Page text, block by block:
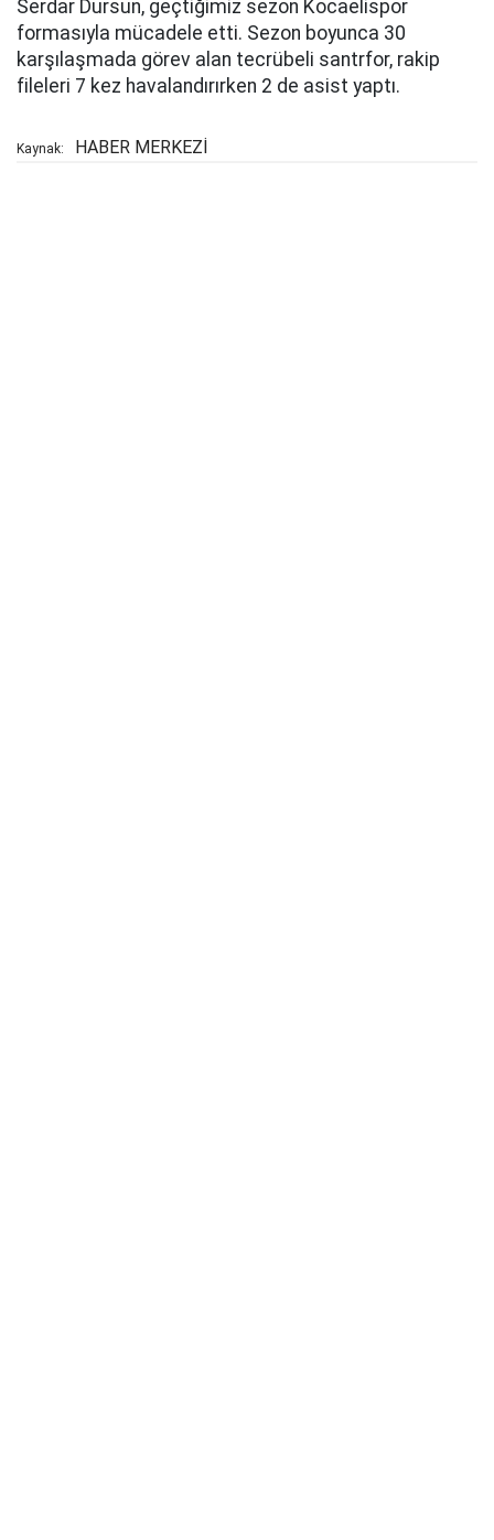
Serdar Dursun, geçtiğimiz sezon Kocaelispor
formasıyla mücadele etti. Sezon boyunca 30
karşılaşmada görev alan tecrübeli santrfor, rakip
fileleri 7 kez havalandırırken 2 de asist yaptı.
Kaynak: HABER MERKEZİ